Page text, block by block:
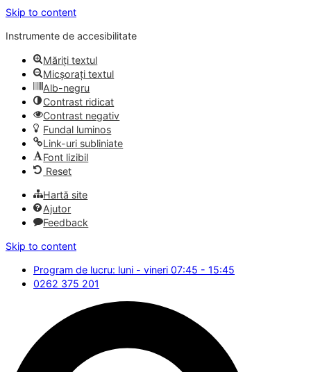
Skip to content
Instrumente de accesibilitate
Măriți textul
Micșorați textul
Alb-negru
Contrast ridicat
Contrast negativ
Fundal luminos
Link-uri subliniate
Font lizibil
Reset
Hartă site
Ajutor
Feedback
Skip to content
Program de lucru: luni - vineri 07:45 - 15:45
0262 375 201